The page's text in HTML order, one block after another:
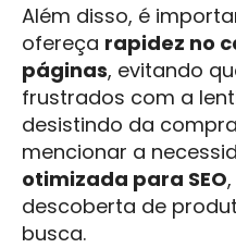
Além disso, é
ofereça rapidez no
páginas, evitando
frustrados com a
desistindo da
mencionar a
otimizada para SEO
descoberta de
busca.